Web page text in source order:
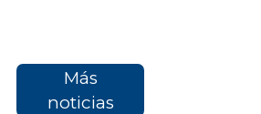
Más
noticias